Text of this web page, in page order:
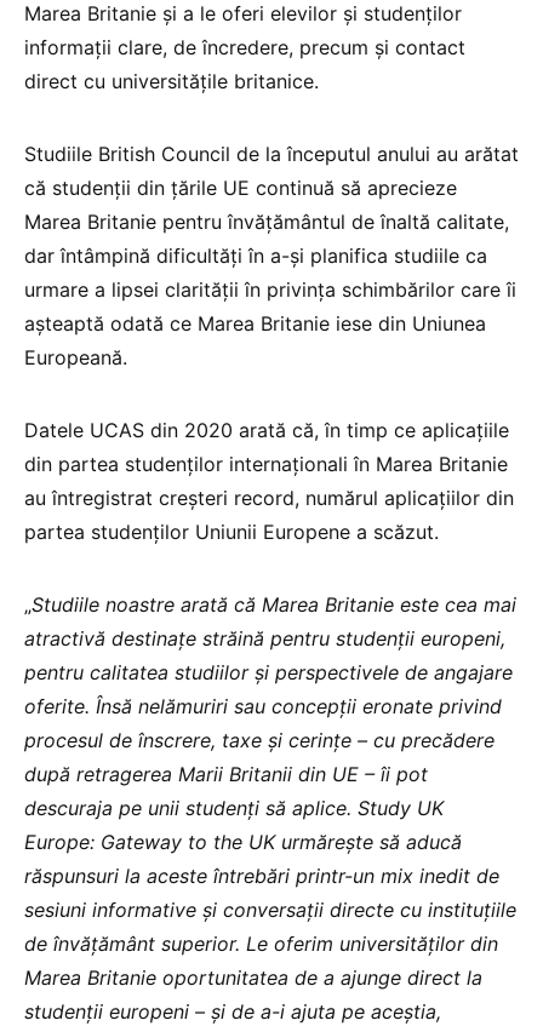
Marea Britanie și a le oferi elevilor și studenților
informații clare, de încredere, precum și contact
direct cu universitățile britanice.
Studiile British Council de la începutul anului au arătat
că studenții din țările UE continuă să aprecieze
Marea Britanie pentru învățământul de înaltă calitate,
dar întâmpină dificultăți în a-și planifica studiile ca
urmare a lipsei clarității în privința schimbărilor care îi
așteaptă odată ce Marea Britanie iese din Uniunea
Europeană.
Datele UCAS din 2020 arată că, în timp ce aplicațiile
din partea studenților internaționali în Marea Britanie
au întregistrat creșteri record, numărul aplicațiilor din
partea studenților Uniunii Europene a scăzut.
„Studiile noastre arată că Marea Britanie este cea mai
atractivă destinațe străină pentru studenții europeni,
pentru calitatea studiilor și perspectivele de angajare
oferite. Însă nelămuriri sau concepții eronate privind
procesul de înscrere, taxe și cerințe – cu precădere
după retragerea Marii Britanii din UE – îi pot
descuraja pe unii studenți să aplice. Study UK
Europe: Gateway to the UK urmărește să aducă
răspunsuri la aceste întrebări printr-un mix inedit de
sesiuni informative și conversații directe cu instituțiile
de învățământ superior. Le oferim universităților din
Marea Britanie oportunitatea de a ajunge direct la
studenții europeni – și de a-i ajuta pe aceștia,